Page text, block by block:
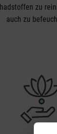
zu
auch zu